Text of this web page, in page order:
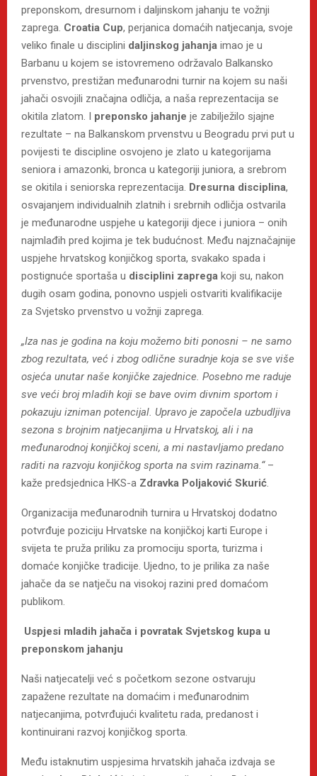
preponskom, dresurnom i daljinskom jahanju te vožnji
zaprega. Croatia Cup, perjanica domaćih natjecanja, svoje
veliko finale u disciplini daljinskog jahanja imao je u
Barbanu u kojem se istovremeno održavalo Balkansko
prvenstvo, prestižan međunarodni turnir na kojem su naši
jahači osvojili značajna odličja, a naša reprezentacija se
okitila zlatom. I preponsko jahanje je zabilježilo sjajne
rezultate – na Balkanskom prvenstvu u Beogradu prvi put u
povijesti te discipline osvojeno je zlato u kategorijama
seniora i amazonki, bronca u kategoriji juniora, a srebrom
se okitila i seniorska reprezentacija. Dresurna disciplina,
osvajanjem individualnih zlatnih i srebrnih odličja ostvarila
je međunarodne uspjehe u kategoriji djece i juniora – onih
najmlađih pred kojima je tek budućnost. Među najznačajnije
uspjehe hrvatskog konjičkog sporta, svakako spada i
postignuće sportaša u disciplini zaprega koji su, nakon
dugih osam godina, ponovno uspjeli ostvariti kvalifikacije
za Svjetsko prvenstvo u vožnji zaprega.
„Iza nas je godina na koju možemo biti ponosni – ne samo
zbog rezultata, već i zbog odlične suradnje koja se sve više
osjeća unutar naše konjičke zajednice. Posebno me raduje
sve veći broj mladih koji se bave ovim divnim sportom i
pokazuju izniman potencijal. Upravo je započela uzbudljiva
sezona s brojnim natjecanjima u Hrvatskoj, ali i na
međunarodnoj konjičkoj sceni, a mi nastavljamo predano
raditi na razvoju konjičkog sporta na svim razinama.“–
kaže predsjednica HKS-a Zdravka Poljaković Skurić.
Organizacija međunarodnih turnira u Hrvatskoj dodatno
potvrđuje poziciju Hrvatske na konjičkoj karti Europe i
svijeta te pruža priliku za promociju sporta, turizma i
domaće konjičke tradicije. Ujedno, to je prilika za naše
jahače da se natječu na visokoj razini pred domaćom
publikom.
Uspjesi mladih jahača i povratak Svjetskog kupa u
preponskom jahanju
Naši natjecatelji već s početkom sezone ostvaruju
zapažene rezultate na domaćim i međunarodnim
natjecanjima, potvrđujući kvalitetu rada, predanost i
kontinuirani razvoj konjičkog sporta.
Među istaknutim uspjesima hrvatskih jahača izdvaja se